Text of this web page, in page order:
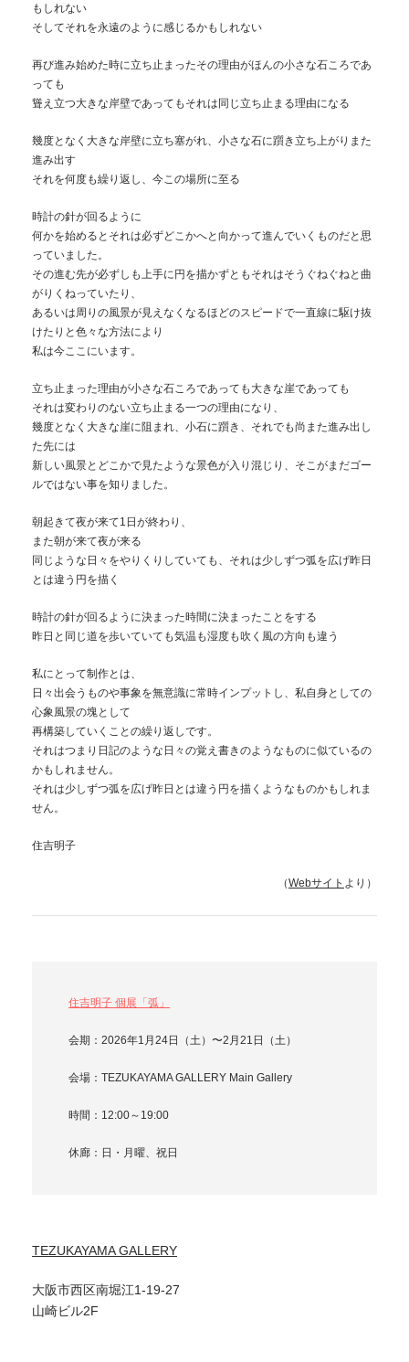
もしれない
そしてそれを永遠のように感じるかもしれない
再び進み始めた時に立ち止まったその理由がほんの小さな石ころであ
っても
聳え立つ大きな岸壁であってもそれは同じ立ち止まる理由になる
幾度となく大きな岸壁に立ち塞がれ、小さな石に躓き立ち上がりまた
進み出す
それを何度も繰り返し、今この場所に至る
時計の針が回るように
何かを始めるとそれは必ずどこかへと向かって進んでいくものだと思
っていました。
その進む先が必ずしも上手に円を描かずともそれはそうぐねぐねと曲
がりくねっていたり、
あるいは周りの風景が見えなくなるほどのスピードで一直線に駆け抜
けたりと色々な方法により
私は今ここにいます。
立ち止まった理由が小さな石ころであっても大きな崖であっても
それは変わりのない立ち止まる一つの理由になり、
幾度となく大きな崖に阻まれ、小石に躓き、それでも尚また進み出し
た先には
新しい風景とどこかで見たような景色が入り混じり、そこがまだゴー
ルではない事を知りました。
朝起きて夜が来て1日が終わり、
また朝が来て夜が来る
同じような日々をやりくりしていても、それは少しずつ弧を広げ昨日
とは違う円を描く
時計の針が回るように決まった時間に決まったことをする
昨日と同じ道を歩いていても気温も湿度も吹く風の方向も違う
私にとって制作とは、
日々出会うものや事象を無意識に常時インプットし、私自身としての
心象風景の塊として
再構築していくことの繰り返しです。
それはつまり日記のような日々の覚え書きのようなものに似ているの
かもしれません。
それは少しずつ弧を広げ昨日とは違う円を描くようなものかもしれま
せん。
住吉明子
（Webサイト より）
住吉明子 個展「弧」
会期：2026年1月24日（土）〜2月21日（土）
会場：TEZUKAYAMA GALLERY Main Gallery
時間：12:00～19:00
休廊：日・月曜、祝日
TEZUKAYAMA GALLERY
大阪市西区南堀江1-19-27
山崎ビル2F